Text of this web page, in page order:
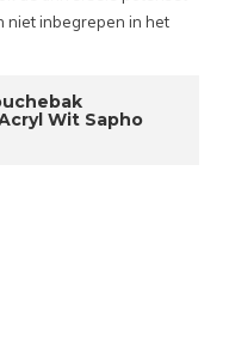
niet inbegrepen in het
Wit Sapho